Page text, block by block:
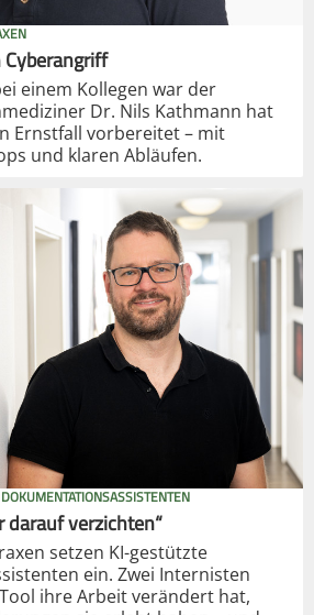
einem Kollegen war der
Dr. Nils Kathmann hat
Ernstfall vorbereitet – mit
und klaren Abläufen.
verzichten“
setzen KI-gestützte
ein. Zwei Internisten
ihre Arbeit verändert hat,